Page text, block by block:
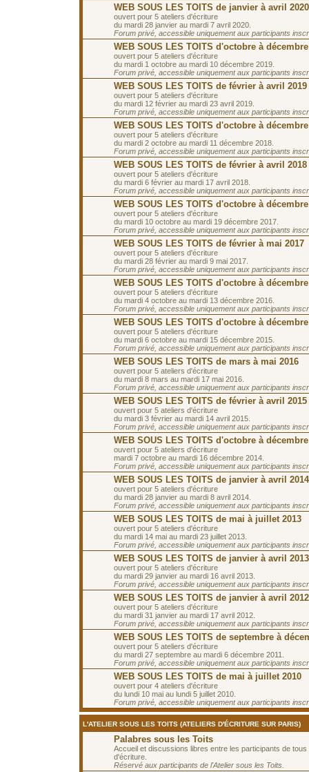
WEB SOUS LES TOITS de janvier à avril 2020
ouvert pour 5 ateliers d'écriture
du mardi 28 janvier au mardi 7 avril 2020.
Forum privé, accessible uniquement aux participants
WEB SOUS LES TOITS d'octobre à décembre
ouvert pour 5 ateliers d'écriture
du mardi 1 octobre au mardi 10 décembre 2019.
Forum privé, accessible uniquement aux participants
WEB SOUS LES TOITS de février à avril 2019
ouvert pour 5 ateliers d'écriture
du mardi 12 février au mardi 23 avril 2019.
Forum privé, accessible uniquement aux participants
WEB SOUS LES TOITS d'octobre à décembre
ouvert pour 5 ateliers d'écriture
du mardi 2 octobre au mardi 11 décembre 2018.
Forum privé, accessible uniquement aux participants
WEB SOUS LES TOITS de février à avril 2018
ouvert pour 5 ateliers d'écriture
du mardi 6 février au mardi 17 avril 2018.
Forum privé, accessible uniquement aux participants
WEB SOUS LES TOITS d'octobre à décembre
ouvert pour 5 ateliers d'écriture
du mardi 10 octobre au mardi 19 décembre 2017.
Forum privé, accessible uniquement aux participants
WEB SOUS LES TOITS de février à mai 2017
ouvert pour 5 ateliers d'écriture
du mardi 28 février au mardi 9 mai 2017.
Forum privé, accessible uniquement aux participants
WEB SOUS LES TOITS d'octobre à décembre
ouvert pour 5 ateliers d'écriture
du mardi 4 octobre au mardi 13 décembre 2016.
Forum privé, accessible uniquement aux participants
WEB SOUS LES TOITS d'octobre à décembre
ouvert pour 5 ateliers d'écriture
du mardi 6 octobre au mardi 15 décembre 2015.
Forum privé, accessible uniquement aux participants
WEB SOUS LES TOITS de mars à mai 2016
ouvert pour 5 ateliers d'écriture
du mardi 8 mars au mardi 17 mai 2016.
Forum privé, accessible uniquement aux participants
WEB SOUS LES TOITS de février à avril 2015
ouvert pour 5 ateliers d'écriture
du mardi 3 février au mardi 14 avril 2015.
Forum privé, accessible uniquement aux participants
WEB SOUS LES TOITS d'octobre à décembre
ouvert pour 5 ateliers d'écriture
mardi 7 octobre au mardi 16 décembre 2014.
Forum privé, accessible uniquement aux participants
WEB SOUS LES TOITS de janvier à avril 2014
ouvert pour 5 ateliers d'écriture
du mardi 28 janvier au mardi 8 avril 2014.
Forum privé, accessible uniquement aux participants
WEB SOUS LES TOITS de mai à juillet 2013
ouvert pour 5 ateliers d'écriture
du mardi 14 mai au mardi 23 juillet 2013.
Forum privé, accessible uniquement aux participants
WEB SOUS LES TOITS de janvier à avril 2013
ouvert pour 5 ateliers d'écriture
du mardi 29 janvier au mardi 16 avril 2013.
Forum privé, accessible uniquement aux participants
WEB SOUS LES TOITS de janvier à avril 2012
ouvert pour 5 ateliers d'écriture
du mardi 31 janvier au mardi 17 avril 2012.
Forum privé, accessible uniquement aux participants
WEB SOUS LES TOITS de septembre à
ouvert pour 5 ateliers d'écriture
du mardi 27 septembre au mardi 6 décembre 2011.
Forum privé, accessible uniquement aux participants
WEB SOUS LES TOITS de mai à juillet 2010
ouvert pour 4 ateliers d'écriture
du lundi 10 mai au lundi 5 juillet 2010.
Forum privé, accessible uniquement aux participants
L'ATELIER SOUS LES TOITS (ATELIERS D'ÉCRITURE SUR PARIS)
Palabres sous les Toits
Accueil et discussions libres entre les participants de tous
d'écriture.
Réservé aux participants de l'Atelier sous les Toits.